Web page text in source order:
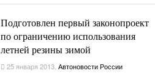
Подготовлен первый законопроект
по ограничению использования
летней резины зимой
25 января 2013 Автоновости России